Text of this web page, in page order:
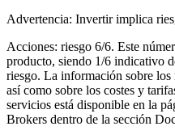
Advertencia: Invertir implica
Acciones: riesgo 6/6. Este
producto, siendo 1/6 indicativo
riesgo. La información sobre los
así como sobre los costes y
servicios está disponible en la
Brokers dentro de la sección